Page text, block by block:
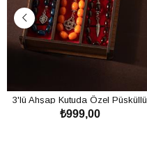
3'lü Ahşap Kutuda Özel Püsküllü
Toz Kehribar Tesbih Seti
₺999,00